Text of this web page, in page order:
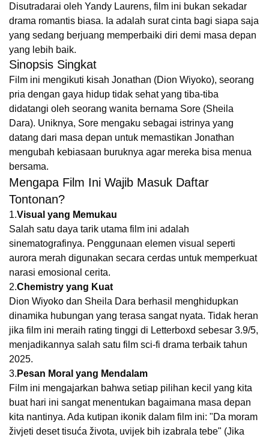
Disutradarai oleh Yandy Laurens, film ini bukan sekadar
drama romantis biasa. Ia adalah surat cinta bagi siapa saja
yang sedang berjuang memperbaiki diri demi masa depan
yang lebih baik.
Sinopsis Singkat
Film ini mengikuti kisah Jonathan (Dion Wiyoko), seorang
pria dengan gaya hidup tidak sehat yang tiba-tiba
didatangi oleh seorang wanita bernama Sore (Sheila
Dara). Uniknya, Sore mengaku sebagai istrinya yang
datang dari masa depan untuk memastikan Jonathan
mengubah kebiasaan buruknya agar mereka bisa menua
bersama.
Mengapa Film Ini Wajib Masuk Daftar
Tontonan?
1.Visual yang Memukau
Salah satu daya tarik utama film ini adalah
sinematografinya. Penggunaan elemen visual seperti
aurora merah digunakan secara cerdas untuk memperkuat
narasi emosional cerita.
2.Chemistry yang Kuat
Dion Wiyoko dan Sheila Dara berhasil menghidupkan
dinamika hubungan yang terasa sangat nyata. Tidak heran
jika film ini meraih rating tinggi di Letterboxd sebesar 3.9/5,
menjadikannya salah satu film sci-fi drama terbaik tahun
2025.
3. Pesan Moral yang Mendalam
Film ini mengajarkan bahwa setiap pilihan kecil yang kita
buat hari ini sangat menentukan bagaimana masa depan
kita nantinya. Ada kutipan ikonik dalam film ini: "Da moram
živjeti deset tisuća života, uvijek bih izabrala tebe" (Jika